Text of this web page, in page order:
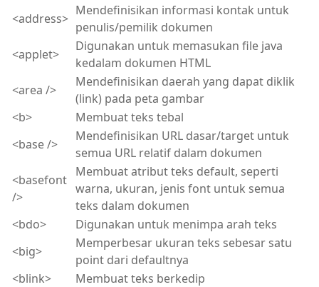
<address>
Mendefinisikan informasi kontak untuk
penulis/pemilik dokumen
<applet>
Digunakan untuk memasukan file java
kedalam dokumen HTML
<area />
Mendefinisikan daerah yang dapat diklik
(link) pada peta gambar
<b>
Membuat teks tebal
<base />
Mendefinisikan URL dasar/target untuk
semua URL relatif dalam dokumen
<basefont
/>
Membuat atribut teks default, seperti
warna, ukuran, jenis font untuk semua
teks dalam dokumen
<bdo>
Digunakan untuk menimpa arah teks
<big>
Memperbesar ukuran teks sebesar satu
point dari defaultnya
<blink>
Membuat teks berkedip